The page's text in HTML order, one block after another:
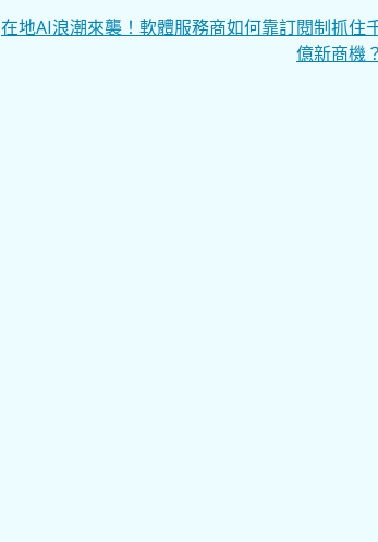
在地AI浪潮來襲！軟體服務商如何靠訂閱制抓住
億新商機？